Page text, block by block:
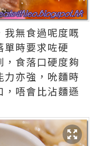
無食過呢度嘅
單時要求咗硬
食落口硬度夠
亦強，吮麵時
唔會比沾麵遜